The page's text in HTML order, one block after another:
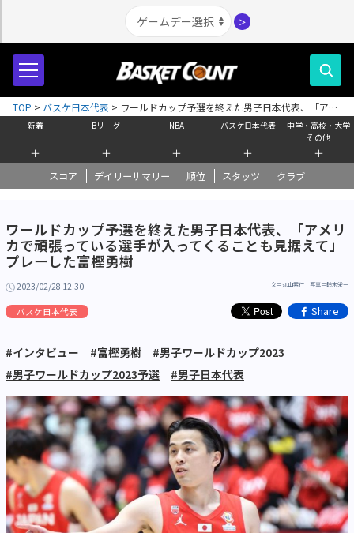
＞
新着
＋
Bリーグ
＋
NBA
＋
バスケ日本代表
＋
中学・高校・大学
その他
＋
スコア デイリーサマリー 順位 スタッツ クラブ
TOP > バスケ日本代表 > ワールドカップ予選を終えた男子日本代表、「アメ
リカで頑張っている選手が入ってくることも見据えて」プレーした富樫勇樹
ワールドカップ予選を終えた男子日本代表、「アメリ
カで頑張っている選手が入ってくることも見据えて」
プレーした富樫勇樹
2023/02/28 12:30 文＝丸山素行 写真＝鈴木栄一
バスケ日本代表 Share
#インタビュー #富樫勇樹
#男子ワールドカップ2023
#男子ワールドカップ2023予選
#男子日本代表